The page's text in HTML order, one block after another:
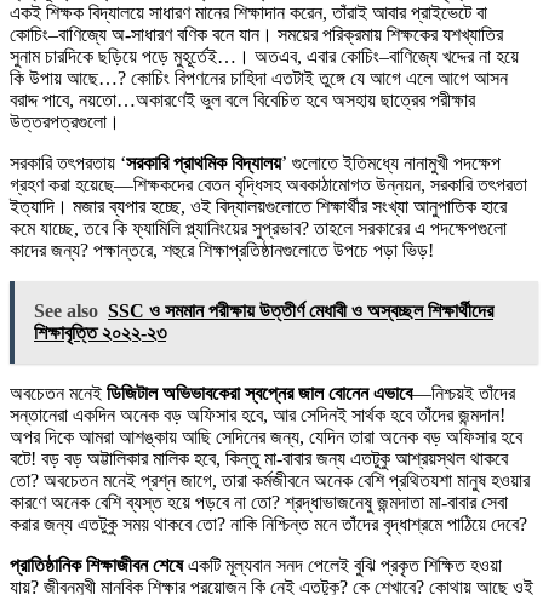
একই শিক্ষক বিদ্যালয়ে সাধারণ মানের শিক্ষাদান করেন, তাঁরাই আবার প্রাইভেটে বা
কোচিং–বাণিজ্যে অ-সাধারণ বণিক বনে যান। সময়ের পরিক্রমায় শিক্ষকের যশখ্যাতির
সুনাম চারদিকে ছড়িয়ে পড়ে মুহূর্তেই…। অতএব, এবার কোচিং–বাণিজ্যে খদ্দের না হয়ে
কি উপায় আছে…? কোচিং বিপণনের চাহিদা এতটাই তুঙ্গে যে আগে এলে আগে আসন
বরাদ্দ পাবে, নয়তো…অকারণেই ভুল বলে বিবেচিত হবে অসহায় ছাত্রের পরীক্ষার
উত্তরপত্রগুলো।
সরকারি তৎপরতায় ‘সরকারি প্রাথমিক বিদ্যালয়’ গুলোতে ইতিমধ্যে নানামুখী পদক্ষেপ
গ্রহণ করা হয়েছে—শিক্ষকদের বেতন বৃদ্ধিসহ অবকাঠামোগত উন্নয়ন, সরকারি তৎপরতা
ইত্যাদি। মজার ব্যপার হচ্ছে, ওই বিদ্যালয়গুলোতে শিক্ষার্থীর সংখ্যা আনুপাতিক হারে
কমে যাচ্ছে, তবে কি ফ্যামিলি প্ল্যানিংয়ের সুপ্রভাব? তাহলে সরকারের এ পদক্ষেপগুলো
কাদের জন্য? পক্ষান্তরে, শহুরে শিক্ষাপ্রতিষ্ঠানগুলোতে উপচে পড়া ভিড়!
See also SSC ও সমমান পরীক্ষায় উত্তীর্ণ মেধাবী ও অস্বচ্ছল শিক্ষার্থীদের
শিক্ষাবৃত্তি ২০২২-২৩
অবচেতন মনেই ডিজিটাল অভিভাবকেরা স্বপ্নের জাল বোনেন এভাবে—নিশ্চয়ই তাঁদের
সন্তানেরা একদিন অনেক বড় অফিসার হবে, আর সেদিনই সার্থক হবে তাঁদের জন্মদান!
অপর দিকে আমরা আশঙ্কায় আছি সেদিনের জন্য, যেদিন তারা অনেক বড় অফিসার হবে
বটে! বড় বড় অট্টালিকার মালিক হবে, কিন্তু মা-বাবার জন্য এতটুকু আশ্রয়স্থল থাকবে
তো? অবচেতন মনেই প্রশ্ন জাগে, তারা কর্মজীবনে অনেক বেশি প্রথিতযশা মানুষ হওয়ার
কারণে অনেক বেশি ব্যস্ত হয়ে পড়বে না তো? শ্রদ্ধাভাজনেষু জন্মদাতা মা-বাবার সেবা
করার জন্য এতটুকু সময় থাকবে তো? নাকি নিশ্চিন্ত মনে তাঁদের বৃদ্ধাশ্রমে পাঠিয়ে দেবে?
প্রাতিষ্ঠানিক শিক্ষাজীবন শেষেএকটি মূল্যবান সনদ পেলেই বুঝি প্রকৃত শিক্ষিত হওয়া
যায়? জীবনমুখী মানবিক শিক্ষার প্রয়োজন কি নেই এতটুকু? কে শেখাবে? কোথায় আছে ওই